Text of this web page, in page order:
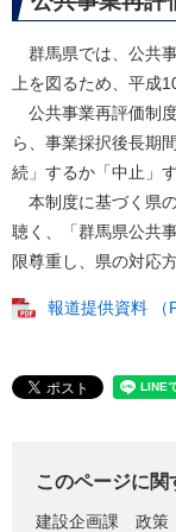
群馬県では、公共
上を図るため、平成
公共事業再評価制
ら、事業採択後長期
続」するか「中止」
本制度に基づく県
聴く、「群馬県公共
限尊重し、県の対応
報道提供資料 （
このページに
建設企画課
政策